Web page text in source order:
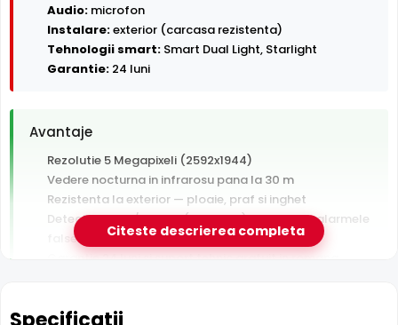
Audio: microfon
Instalare:exterior (carcasa rezistenta)
Tehnologii smart: Smart Dual Light, Starlight
Garantie: 24 luni
Avantaje
Rezolutie 5 Megapixeli (2592x1944)
Vedere nocturna in infrarosu pana la 30 m
Rezistenta la exterior — ploaie, praf si inghet
Detectie AI om/vehicul (SMD Plus) — filtreaza alarmele
false
Garantie 24 luni si suport tehnic gratuit in romana
Citeste descrierea completa